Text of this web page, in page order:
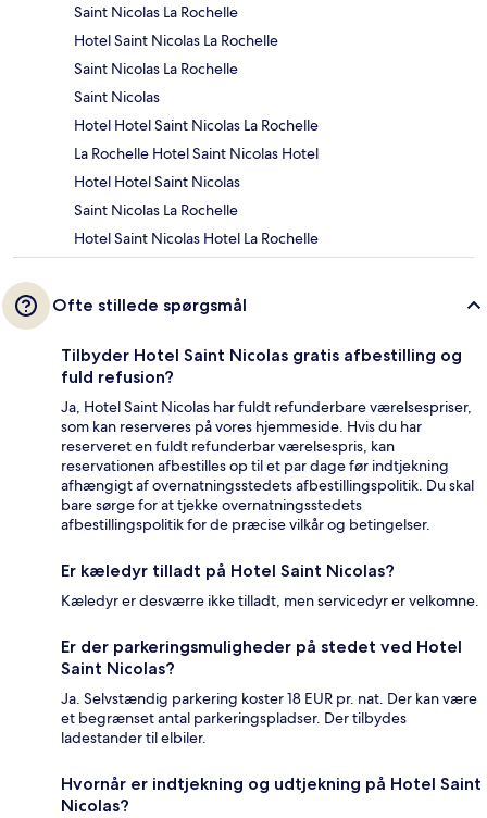
Saint Nicolas La Rochelle
Hotel Saint Nicolas La Rochelle
Saint Nicolas La Rochelle
Saint Nicolas
Hotel Hotel Saint Nicolas La Rochelle
La Rochelle Hotel Saint Nicolas Hotel
Hotel Hotel Saint Nicolas
Saint Nicolas La Rochelle
Hotel Saint Nicolas Hotel La Rochelle
Ofte stillede spørgsmål
Tilbyder Hotel Saint Nicolas gratis afbestilling og
fuld refusion?
Ja, Hotel Saint Nicolas har fuldt refunderbare værelsespriser,
som kan reserveres på vores hjemmeside. Hvis du har
reserveret en fuldt refunderbar værelsespris, kan
reservationen afbestilles op til et par dage før indtjekning
afhængigt af overnatningsstedets afbestillingspolitik. Du skal
bare sørge for at tjekke overnatningsstedets
afbestillingspolitik for de præcise vilkår og betingelser.
Er kæledyr tilladt på Hotel Saint Nicolas?
Kæledyr er desværre ikke tilladt, men servicedyr er velkomne.
Er der parkeringsmuligheder på stedet ved Hotel
Saint Nicolas?
Ja. Selvstændig parkering koster 18 EUR pr. nat. Der kan være
et begrænset antal parkeringspladser. Der tilbydes
ladestander til elbiler.
Hvornår er indtjekning og udtjekning på Hotel Saint
Nicolas?